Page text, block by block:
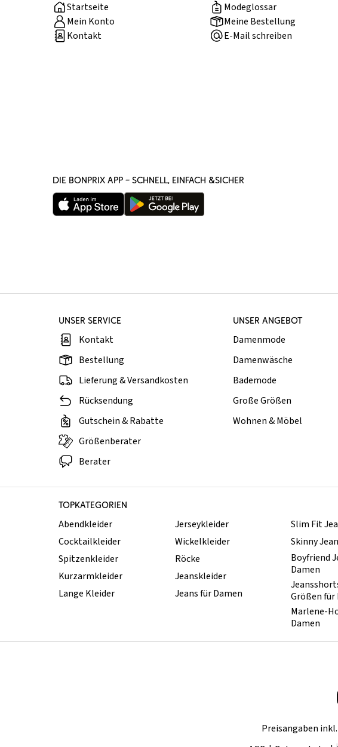
Startseite
Modeglossar
Mein Konto
Meine Bestellung
Kontakt
E-Mail schreiben
DIE BONPRIX APP – SCHNELL, EINFACH &SICHER
UNSER SERVICE
Kontakt
Bestellung
Lieferung & Versandkosten
Rücksendung
Gutschein & Rabatte
Größenberater
Berater
UNSER ANGEBOT
Damenmode
Damenwäsche
Bademode
Große Größen
Wohnen & Möbel
TOPKATEGORIEN
Abendkleider
Cocktailkleider
Spitzenkleider
Kurzarmkleider
Lange Kleider
Jerseykleider
Wickelkleider
Röcke
Jeanskleider
Jeans für Damen
Slim Fit
Skinny
Boyfriend
Damen
Größen für
Marlene-
Damen
Preisangaben